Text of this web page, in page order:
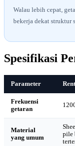
Walau lebih cepat,
bekerja dekat struktur
Spesifikasi
Parameter
Frekuensi
getaran
Material
yang umum
pile